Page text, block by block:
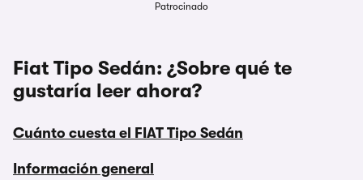
Patrocinado
Fiat Tipo Sedán: ¿Sobre qué te
gustaría leer ahora?
Cuánto cuesta el FIAT Tipo Sedán
Información general